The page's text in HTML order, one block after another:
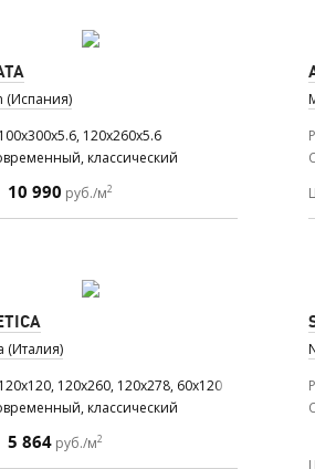
(Испания)
100x300x5.6, 120x260x5.6
классический
10 990 руб./м2
(Италия)
120x120, 120x260, 120x278, 60x120
классический
5 864 руб./м2